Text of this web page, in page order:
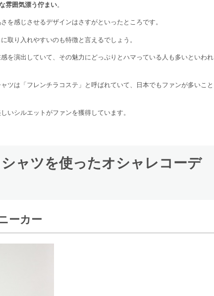
雰囲気漂う佇まい。
を感じさせるデザインはさすがといったところです。
取り入れやすいのも特徴と言えるでしょう。
を演出していて、その魅力にどっぷりとハマっている人も多いといわれ
ツは「フレンチラコステ」と呼ばれていて、日本でもファンが多いこと
いシルエットがファンを獲得しています。
ャツを使ったオシャレコーデ
ーカー